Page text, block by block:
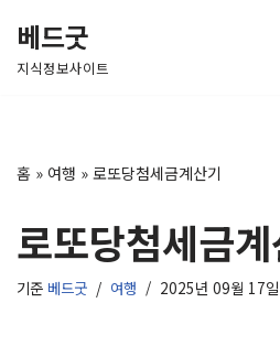
콘
건
기
베드굿
지식정보사이트
홈 » 여행 » 로또당첨세금계산기
로또당첨세금
기준 베드굿 여행 2025년 09월 17일